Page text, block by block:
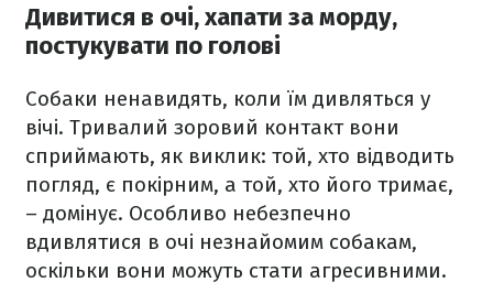
Дивитися в очі, хапати за морду,
постукувати по голові
Собаки ненавидять, коли їм дивляться у
вічі. Тривалий зоровий контакт вони
сприймають, як виклик: той, хто відводить
погляд, є покірним, а той, хто його тримає,
– домінує. Особливо небезпечно
вдивлятися в очі незнайомим собакам,
оскільки вони можуть стати агресивними.